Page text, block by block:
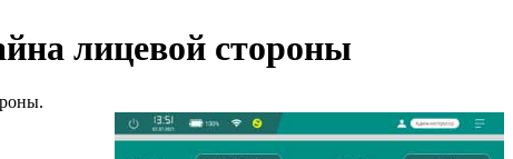
лицевой стороны